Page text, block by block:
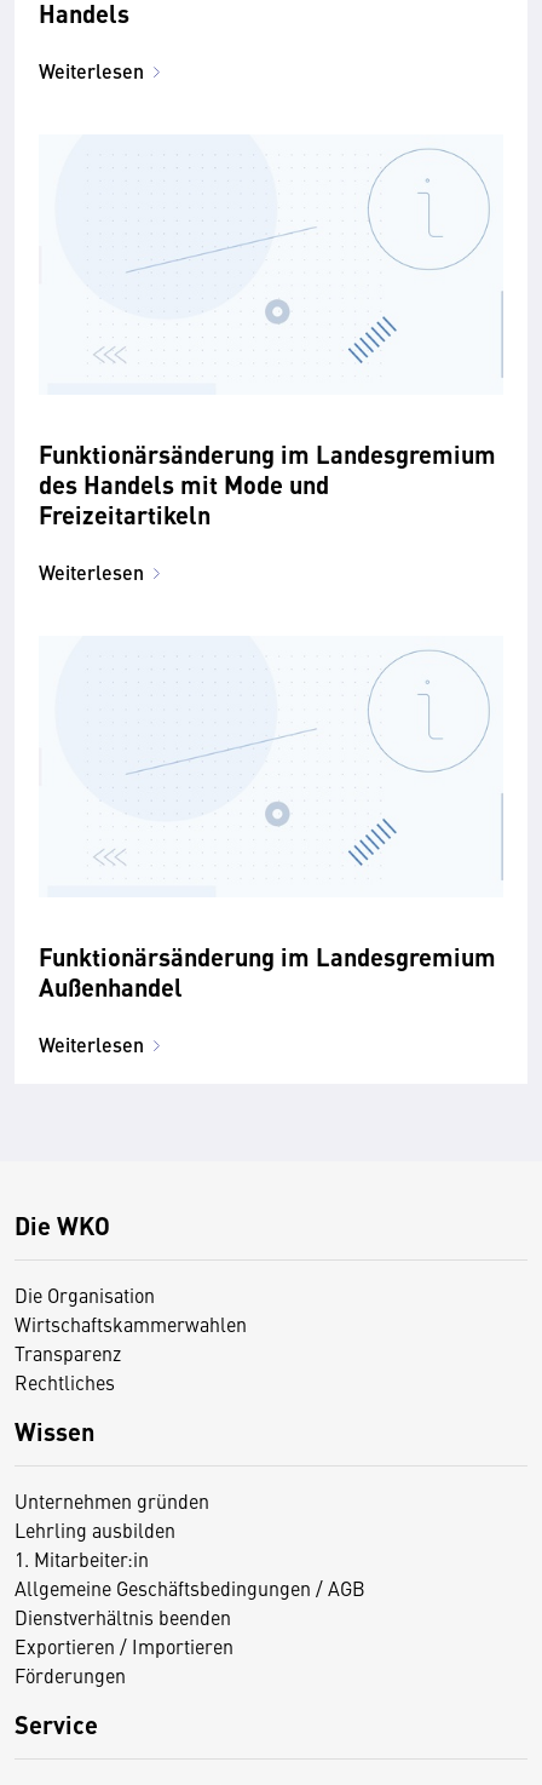
Handels
Weiterlesen
Funktionärsänderung im Landesgremium
des Handels mit Mode und
Freizeitartikeln
Weiterlesen
Funktionärsänderung im Landesgremium
Außenhandel
Weiterlesen
Die WKO
Die Organisation
Wirtschaftskammerwahlen
Transparenz
Rechtliches
Wissen
Unternehmen gründen
Lehrling ausbilden
1. Mitarbeiter:in
Allgemeine Geschäftsbedingungen / AGB
Dienstverhältnis beenden
Exportieren / Importieren
Förderungen
Service